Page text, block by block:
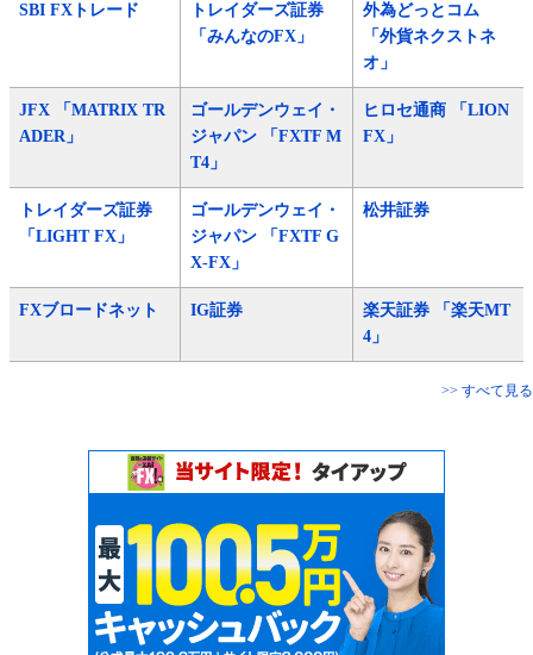
SBI FXトレード
トレイダーズ証券
「みんなのFX」
外為どっとコム
「外貨ネクストネ
オ」
JFX 「MATRIX TR
ADER」
ゴールデンウェイ・
ジャパン 「FXTF M
T4」
ヒロセ通商 「LION
FX」
トレイダーズ証券
「LIGHT FX」
ゴールデンウェイ・
ジャパン 「FXTF G
X-FX」
松井証券
FXブロードネット IG証券
楽天証券 「楽天MT
4」
>> すべて見る